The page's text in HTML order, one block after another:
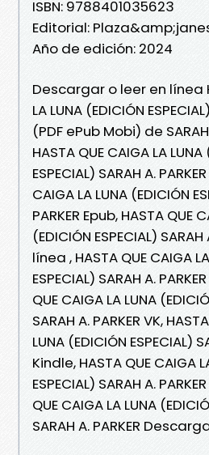
ISBN: 9788401035623
Editorial:
Año de edición: 2024
Descargar o leer en línea
LA LUNA (EDICIÓN
(PDF ePub Mobi) de SARAH
HASTA QUE CAIGA LA LUNA
ESPECIAL) SARAH A.
CAIGA LA LUNA (EDICIÓN
PARKER Epub, HASTA QUE
(EDICIÓN ESPECIAL)
línea , HASTA QUE CAIGA
ESPECIAL) SARAH A.
QUE CAIGA LA LUNA
SARAH A. PARKER VK,
LUNA (EDICIÓN ESPECIAL)
Kindle, HASTA QUE CAIGA
ESPECIAL) SARAH A.
QUE CAIGA LA LUNA
SARAH A. PARKER